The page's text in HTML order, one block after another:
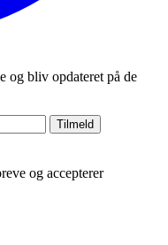
og bliv opdateret på de
Tilmeld
og accepterer